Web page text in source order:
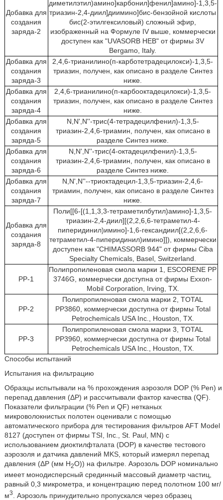
Добавка для
создания
заряда-2
диметилэтил)амино]карбонил]фенил]амино]-1,3,5-
триазин-2,4-диил]диимино]бис-бензойной кислоты
бис(2-этилгексиловый) сложный эфир,
изображенный на Формуле IV выше, коммерчески
доступен как "UVASORB НЕВ" от фирмы 3V
Bergamo, Italy.
Добавка для
создания
заряда-3
2,4,6-трианилино(п-карботетрадецилокси)-1,3,5-
триазин, получен, как описано в разделе Синтез
ниже.
Добавка для
создания
заряда-4
2,4,6-трианилино(п-карбооктадецилокси)-1,3,5-
триазин, получен, как описано в разделе Синтез
ниже.
Добавка для
создания
заряда-5
N,N',N''-трис(4-тетрадецилфенил)-1,3,5-
триазин-2,4,6-триамин, получен, как описано в
разделе Синтез ниже.
Добавка для
создания
заряда-6
N,N',N''-трис(4-октадецилфенил)-1,3,5-
триазин-2,4,6-триамин, получен, как описано в
разделе Синтез ниже.
Добавка для
создания
заряда-7
N,N',N''--триоктадецил-1,3,5-триазин-2,4,6-
триамин, получен, как описано в разделе Синтез
ниже.
Добавка для
создания
заряда-8
Поли[[6-[(1,1,3,3-тетраметилбутил)амино]-1,3,5-
триазин-2,4-диил][(2,2,6,6-тетраметил-4-
пиперидинил)имино]-1,6-гександиил[(2,2,6,6-
тетраметил-4-пиперидинил)имино]]), коммерчески
доступен как "CHIMASSORB 944" от фирмы Ciba
Specialty Chemicals, Basel, Switzerland.
PP-1
Полипропиленовая смола марки 1, ESCORENE PP
3746G, коммерчески доступна от фирмы Exxon-
Mobil Corporation, Irving, TX.
РР-2
Полипропиленовая смола марки 2, TOTAL
PP3860, коммерчески доступна от фирмы Total
Petrochemicals USA Inc., Houston, TX.
РР-3
Полипропиленовая смола марки 3, TOTAL
PP3960, коммерчески доступна от фирмы Total
Petrochemicals USA Inc., Houston, TX.
Способы испытаний
Испытания на фильтрацию
Образцы испытывали на % прохождения аэрозоля DOP (% Pen) и
перепад давления (ΔР) и рассчитывали фактор качества (QF).
Показатели фильтрации (% Pen и QF) нетканых
микроволокнистых полотен оценивали с помощью
автоматического прибора для тестирования фильтров AFT Model
8127 (доступен от фирмы TSI, Inc., St. Paul, MN) с
использованием диоктилфталата (DOP) в качестве тестового
аэрозоля и датчика давлений MKS, который измерял перепад
давления (ΔР (мм Н2О)) на фильтре. Аэрозоль DOP номинально
имеет монодисперсный срединный массовый диаметр частиц,
равный 0,3 микрометра, и концентрацию перед полотном 100 мг/
м3
. Аэрозоль принудительно пропускался через образец